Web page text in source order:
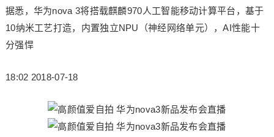
据悉，华为nova 3将搭载麒麟970人工智能移动计算平台，基于
10纳米工艺打造，内置独立NPU（神经网络单元），AI性能十
分强悍
18:02 2018-07-18